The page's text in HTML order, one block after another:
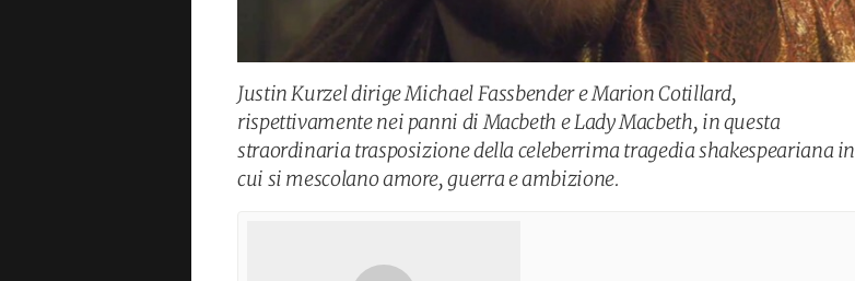
Justin Kurzel dirige Michael Fassbender e Marion Cotillard,
rispettivamente nei panni di Macbeth e Lady Macbeth, in questa
straordinaria trasposizione della celeberrima tragedia shakespeariana in
cui si mescolano amore, guerra e ambizione.